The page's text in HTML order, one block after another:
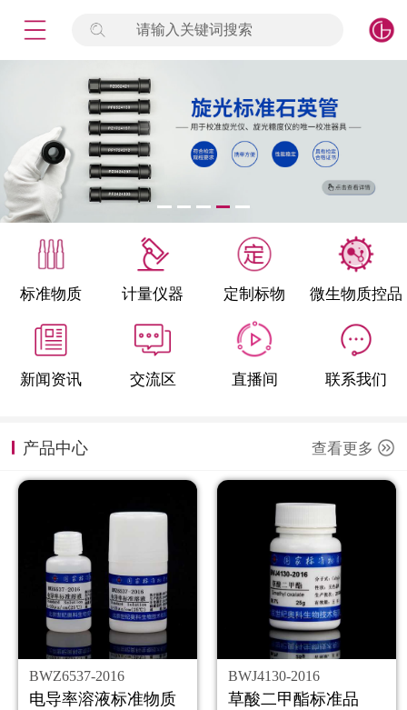
请输入关键词搜索
标准物质 计量仪器 定制标物 微生物质控品
新闻资讯 交流区 直播间 联系我们
产品中心 查看更多
BWZ6537-2016
电导率溶液标准物质
BWJ4130-2016
草酸二甲酯标准品
签到
标准物质
产品专项
微生物检测/质控品
定制标物
定制仪器
新闻资讯
公司主页
购物车
会员中心
联系我们